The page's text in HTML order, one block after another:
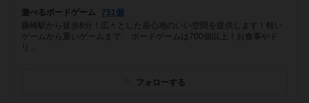
遊べるボードゲーム
751個
藤崎駅から徒歩8分！広々とした居心地のいい空間を提供します！軽い
ゲームから重いゲームまで、 ボードゲームは700個以上！お食事やド
リ...
フォローする